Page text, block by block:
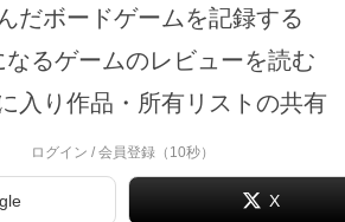
。 世界観や登場
テーマ/フレー
だボードゲームを記録する
なるゲームのレビューを読む
入り作品・所有リストの共有
ログイン / 会員登録（10秒）
X